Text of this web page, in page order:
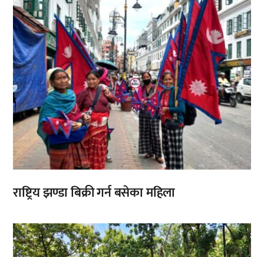
राष्ट्रिय झण्डा बिक्री गर्न बसेका महिला